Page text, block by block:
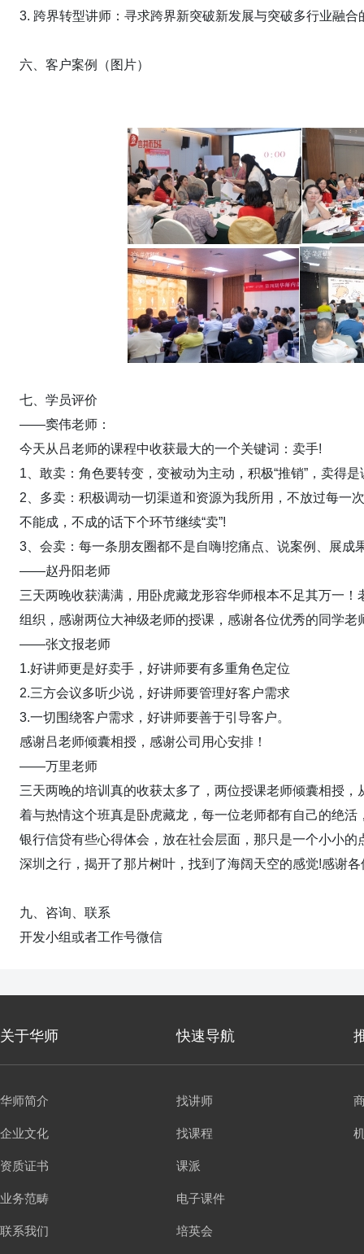
3. 跨界转型讲师：寻求跨界新突破新发展与突破多行业融合
六、客户案例（图片）
七、学员评价
——窦伟老师：
今天从吕老师的课程中收获最大的一个关键词：卖手!
1、敢卖：角色要转变，变被动为主动，积极“推销”，卖得
2、多卖：积极调动一切渠道和资源为我所用，不放过每
不能成，不成的话下个环节继续“卖”!
3、会卖：每一条朋友圈都不是自嗨!挖痛点、说案例、展
——赵丹阳老师
三天两晚收获满满，用卧虎藏龙形容华师根本不足其万一
组织，感谢两位大神级老师的授课，感谢各位优秀的同学
——张文报老师
1.好讲师更是好卖手，好讲师要有多重角色定位
2.三方会议多听少说，好讲师要管理好客户需求
3.一切围绕客户需求，好讲师要善于引导客户。
感谢吕老师倾囊相授，感谢公司用心安排！
——万里老师
三天两晚的培训真的收获太多了，两位授课老师倾囊相授
着与热情这个班真是卧虎藏龙，每一位老师都有自己的绝
银行信贷有些心得体会，放在社会层面，那只是一个小小
深圳之行，揭开了那片树叶，找到了海阔天空的感觉!感谢
九、咨询、联系
开发小组或者工作号微信
关于华师 快速导航
华师简介
企业文化
资质证书
业务范畴
联系我们
找讲师
找课程
课派
电子课件
培英会